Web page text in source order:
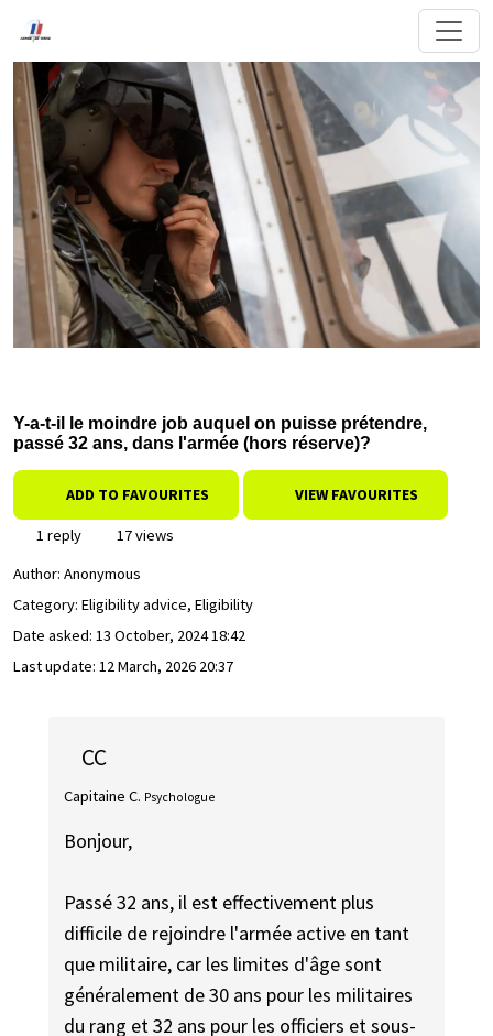
Y-a-t-il le moindre job auquel on puisse prétendre,
passé 32 ans, dans l'armée (hors réserve)?
ADD TO FAVOURITES VIEW FAVOURITES
1 reply
17 views
Author: Anonymous
Category: Eligibility advice, Eligibility
Date asked: 13 October, 2024 18:42
Last update: 12 March, 2026 20:37
CC
Capitaine C. Psychologue
Bonjour,
Passé 32 ans, il est effectivement plus
difficile de rejoindre l'armée active en tant
que militaire, car les limites d'âge sont
généralement de 30 ans pour les militaires
du rang et 32 ans pour les officiers et sous-